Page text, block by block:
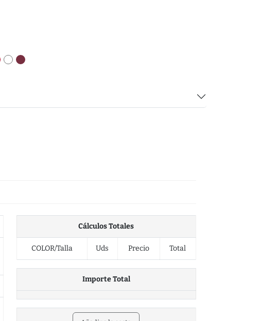
Cálculos Totales
COLOR/Talla Uds Precio Total
Importe Total